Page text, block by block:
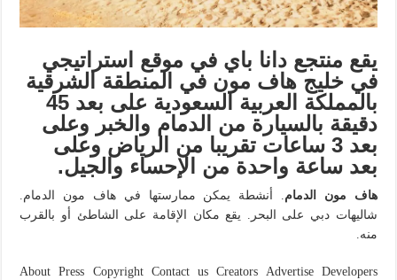
يقع منتجع دانا باي في موقع استراتيجي
في خليج هاف مون في المنطقة الشرقية
بالمملكة العربية السعودية على بعد 45
دقيقة بالسيارة من الدمام والخبر وعلى
بعد 3 ساعات تقريبا من الرياض وعلى
بعد ساعة واحدة من الإحساء والجيل.
هاف مون الدمام. أنشطة يمكن ممارستها في هاف مون الدمام.
شاليهات دبي على البحر. يقع مكان الإقامة على الشاطئ أو بالقرب
منه.
About Press Copyright Contact us Creators Advertise Developers